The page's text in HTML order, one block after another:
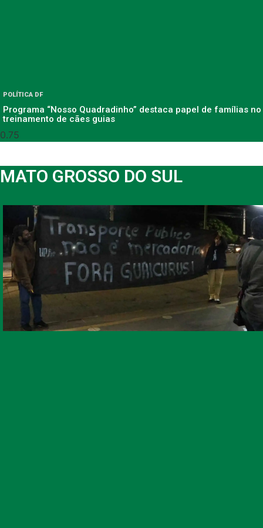
POLÍTICA DF
Programa “Nosso Quadradinho” destaca papel de famílias no
treinamento de cães guias
MATO GROSSO DO SUL